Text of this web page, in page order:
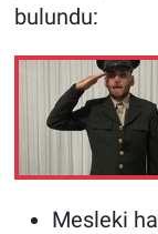
bulundu:
Mesleki